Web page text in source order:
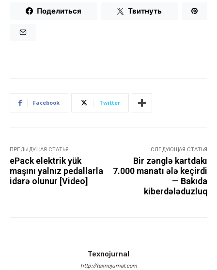
Поделиться Твитнуть
Facebook Twitter
ПРЕДЫДУЩАЯ СТАТЬЯ
ePack elektrik yük
maşını yalnız pedallarla
idarə olunur [Video]
СЛЕДУЮЩАЯ СТАТЬЯ
Bir zənglə kartdakı
7.000 manatı ələ keçirdi
— Bakıda
kiberdələduzluq
Texnojurnal
http://texnojurnal.com